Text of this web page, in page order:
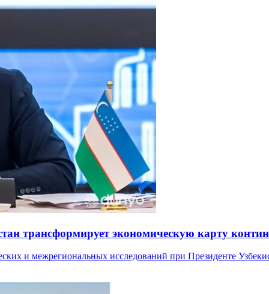
трансформирует экономическую карту
и межрегиональных исследований при Президенте